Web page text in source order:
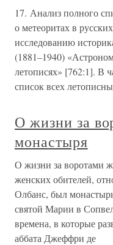
17. Анализ полного
о метеоритах в
исследованию
(1881–1940)
летописях» [762:1]. В
список всех
О жизни за
монастыря
О жизни за воротами
женских обителей,
Олбанс, был
святой Марии в
времена, в которые
аббата Джеффри де